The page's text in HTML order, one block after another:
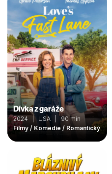
Dívka z garáže
2024 | USA | 90 min
Filmy / Komedie / Romantický